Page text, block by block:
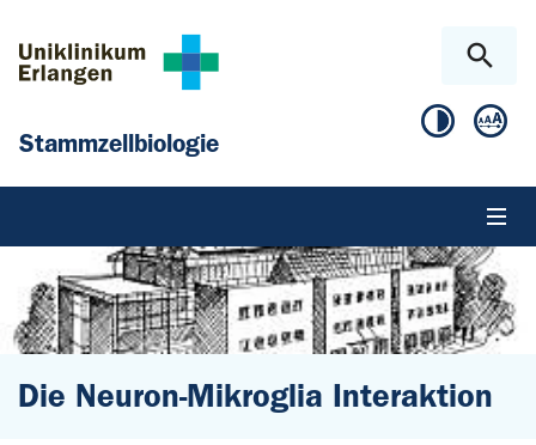
Stammzellbiologie
Die Neuron-Mikroglia Interaktion